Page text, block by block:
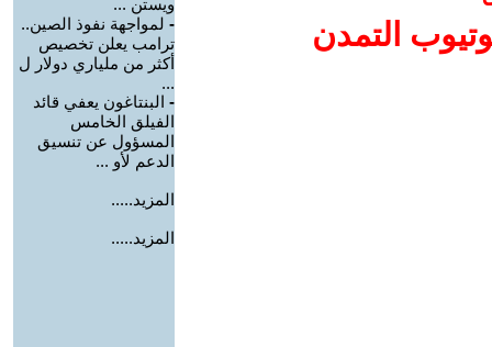
التمدن
ويستن ...
- لمواجهة نفوذ الصين..
ترامب يعلن تخصيص
أكثر من ملياري دولار ل
...
- البنتاغون يعفي قائد
الفيلق الخامس
المسؤول عن تنسيق
الدعم لأو ...
المزيد.....
المزيد.....